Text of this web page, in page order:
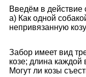
Введём в действие
а) Как одной
непривязанную
Забор имеет вид
козе; длина
Могут ли козы